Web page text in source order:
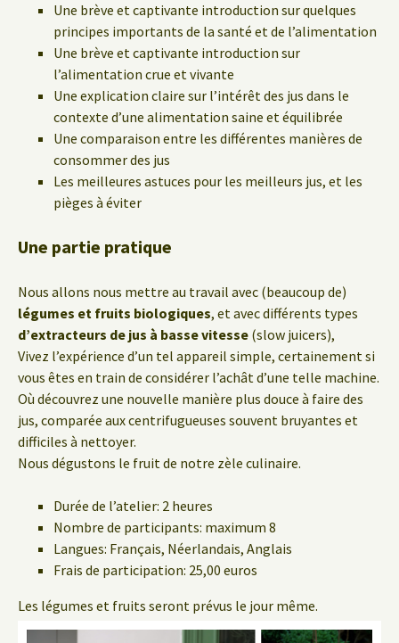
Une brève et captivante introduction sur quelques
principes importants de la santé et de l’alimentation
Une brève et captivante introduction sur
l’alimentation crue et vivante
Une explication claire sur l’intérêt des jus dans le
contexte d’une alimentation saine et équilibrée
Une comparaison entre les différentes manières de
consommer des jus
Les meilleures astuces pour les meilleurs jus, et les
pièges à éviter
Une partie pratique
Nous allons nous mettre au travail avec (beaucoup de)
légumes et fruits biologiques, et avec différents types
d’extracteurs de jus à basse vitesse (slow juicers),
Vivez l’expérience d’un tel appareil simple, certainement si
vous êtes en train de considérer l’achât d’une telle machine.
Où découvrez une nouvelle manière plus douce à faire des
jus, comparée aux centrifugueuses souvent bruyantes et
difficiles à nettoyer.
Nous dégustons le fruit de notre zèle culinaire.
Durée de l’atelier: 2 heures
Nombre de participants: maximum 8
Langues: Français, Néerlandais, Anglais
Frais de participation: 25,00 euros
Les légumes et fruits seront prévus le jour même.